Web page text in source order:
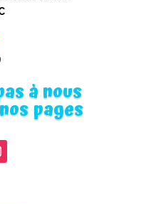
à nous
pages